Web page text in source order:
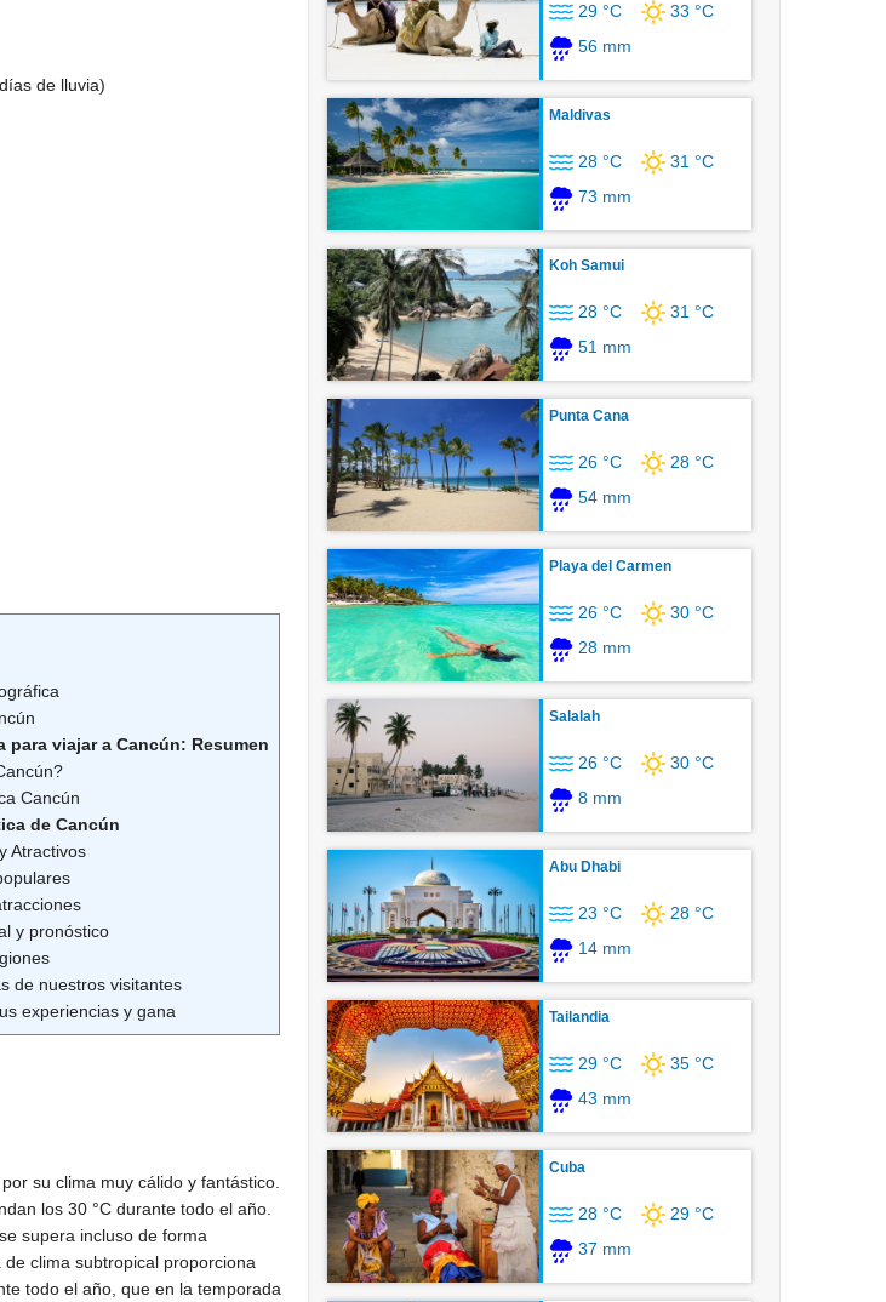
de lluvia)
para viajar a Cancún: Resumen
Cancún
de Cancún
Atractivos
y pronóstico
de nuestros visitantes
experiencias y gana
su clima muy cálido y fantástico.
los 30 °C durante todo el año.
se supera incluso de forma
clima subtropical proporciona
todo el año, que en la temporada
29 °C
33 °C
56 mm
Maldivas
28 °C
31 °C
73 mm
Koh Samui
28 °C
31 °C
51 mm
Punta Cana
26 °C
28 °C
54 mm
Playa del Carmen
26 °C
30 °C
28 mm
Salalah
26 °C
30 °C
8 mm
Abu Dhabi
23 °C
28 °C
14 mm
Tailandia
29 °C
35 °C
43 mm
Cuba
28 °C
29 °C
37 mm